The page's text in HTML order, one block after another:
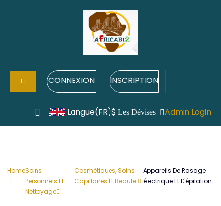
CONNEXION INSCRIPTION
Langue(FR)$ Les Dévises Admin Login
HomeSoins
Personnels Et
Nettoyage
Cosmétiques, Soins
Capillaires Et Beauté
Appareils De Rasage
électrique Et D'épilation